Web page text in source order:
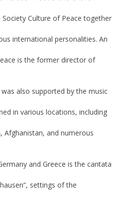
Culture of Peace together
international personalities. An
is the former director of
also supported by the music
in various locations, including
Afghanistan, and numerous
and Greece is the cantata
settings of the